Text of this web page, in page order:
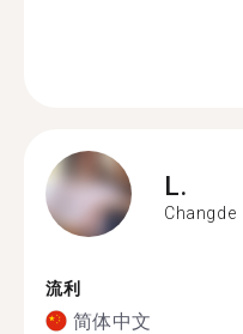
L.
Changde
流利
简体中文